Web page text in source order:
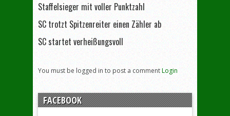
Staffelsieger mit voller Punktzahl
SC trotzt Spitzenreiter einen Zähler ab
SC startet verheißungsvoll
You must be logged in to post a commentLogin
FACEBOOK